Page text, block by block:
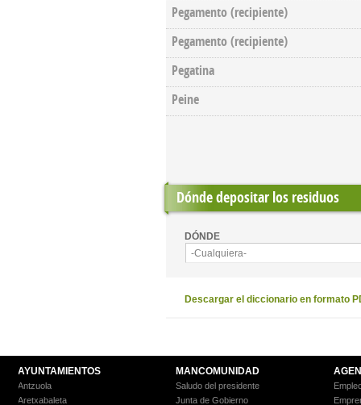
Pegamento (recipiente)
Pegamento (recipiente)
Pegatina
Peine
Dónde depositar los residuos
DÓNDE
-Cualquiera-
Descargar el diccionario en formato
AYUNTAMIENTOS
Antzuola
Aretxabaleta
MANCOMUNIDAD
Saludo del presidente
Junta de Gobierno